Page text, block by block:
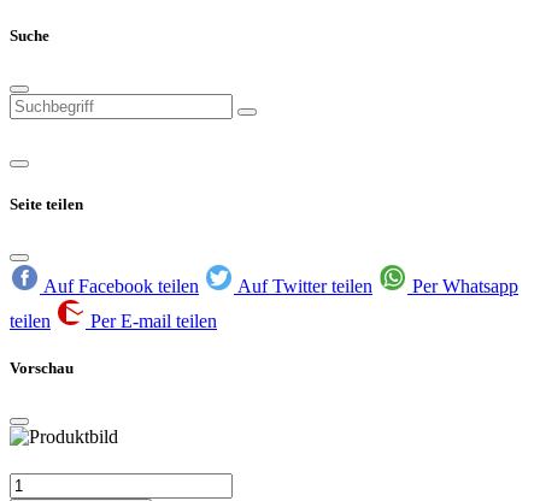
Suche
Seite teilen
Auf Facebook teilen Auf Twitter teilen
Per Whatsapp
teilen
Per E-mail teilen
Vorschau